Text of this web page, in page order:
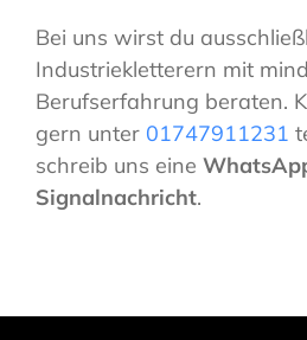
Bei uns wirst du
Industriekletterern mit
Berufserfahrung beraten.
gern unter 01747911231
schreib uns eine
Signalnachricht.